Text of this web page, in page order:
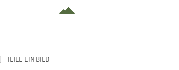
TEILE EIN BILD